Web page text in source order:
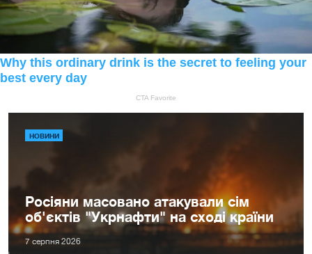
НОВИНИ
Росіяни масовано атакували сім
об'єктів "Укрнафти" на сході країни
7 серпня 2026